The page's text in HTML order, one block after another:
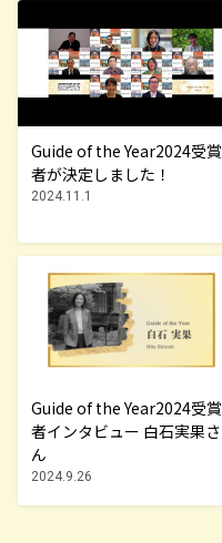
Guide of the Year2024受賞
者が決定しました！
2024.11.1
Guide of the Year2024受賞
者インタビュー 白石実果さ
ん
2024.9.26